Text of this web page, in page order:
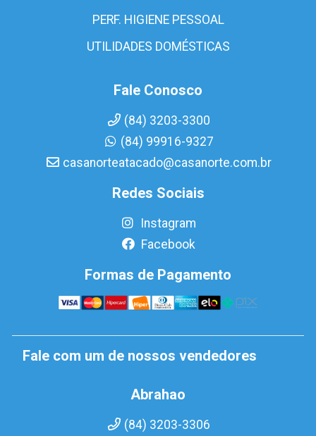
PERF. HIGIENE PESSOAL
UTILIDADES DOMÉSTICAS
Fale Conosco
(84) 3203-3300
(84) 99916-9327
casanorteatacado@casanorte.com.br
Redes Sociais
Instagram
Facebook
Formas de Pagamento
Fale com um de nossos vendedores
Abrahao
(84) 3203-3306